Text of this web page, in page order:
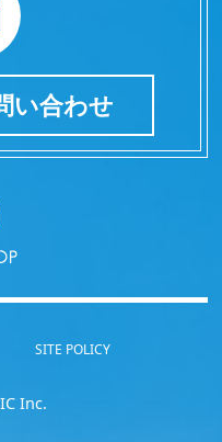
い合わせ
SITE POLICY
Inc.